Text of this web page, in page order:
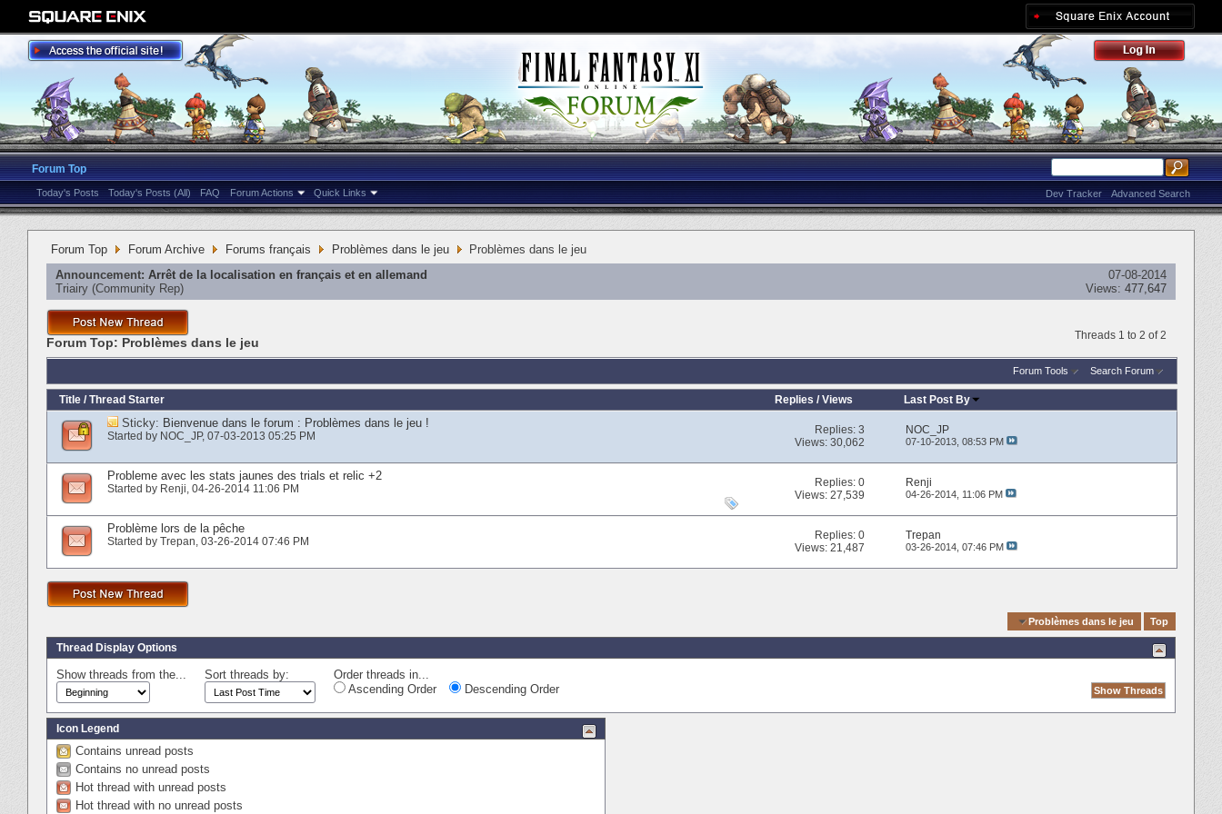
Forum Top
Today's Posts Today's Posts (All) FAQ Forum Actions Quick Links Advanced Search
Dev Tracker
Forum Top Forum Archive Forums français Problèmes dans le jeu
Problèmes dans le jeu
Announcement: Arrêt de la localisation en français et en allemand
Triairy ‎(Community Rep)
07-08-2014
Views: 477,647
Threads 1 to 2 of 2
Forum Top: Problèmes dans le jeu
Forum Tools Search Forum
Title / Thread Starter Replies /Views Last Post By
Sticky: Bienvenue dans le forum : Problèmes dans le jeu !
Started by NOC_JP‎, 07-03-2013 05:25 PM Replies:3
Views: 30,062
NOC_JP
07-10-2013, 08:53 PM
Probleme avec les stats jaunes des trials et relic +2
Started by Renji‎, 04-26-2014 11:06 PM Replies:0
Views: 27,539
Renji
04-26-2014, 11:06 PM
Problème lors de la pêche
Started by Trepan‎, 03-26-2014 07:46 PM Replies:0
Views: 21,487
Trepan
03-26-2014, 07:46 PM
Problèmes dans le jeu Top
Thread Display Options
Show threads from the... Sort threads by:
Order threads in...
Ascending Order
Descending Order
Icon Legend
Contains unread posts
Contains no unread posts
Hot thread with unread posts
Hot thread with no unread posts